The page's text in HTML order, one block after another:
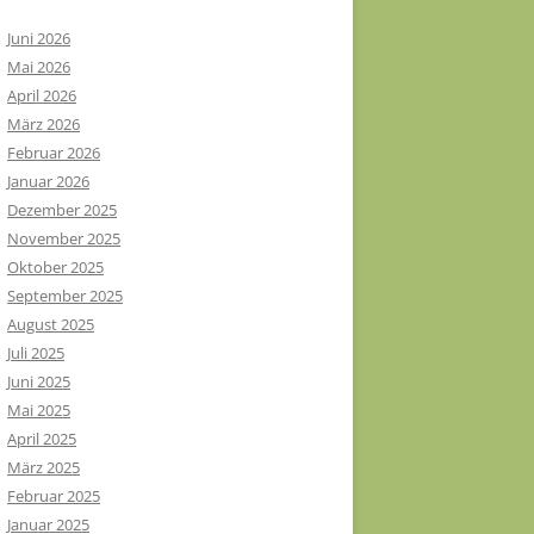
Juni 2026
Mai 2026
April 2026
März 2026
Februar 2026
Januar 2026
Dezember 2025
November 2025
Oktober 2025
September 2025
August 2025
Juli 2025
Juni 2025
Mai 2025
April 2025
März 2025
Februar 2025
Januar 2025